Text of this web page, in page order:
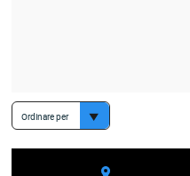
Ordinare per